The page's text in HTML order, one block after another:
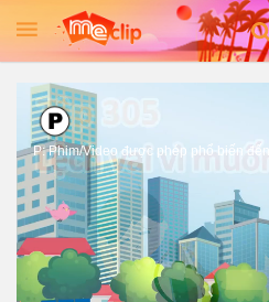
P: Phim/Video được phép phổ biến